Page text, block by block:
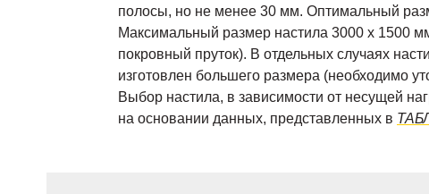
полосы, но не менее 30 мм. Оптимальный
Максимальный размер настила 3000 х 1500
покровный пруток). В отдельных случаях
изготовлен большего размера (необходимо
Выбор настила, в зависимости от несущей
на основании данных, представленных в